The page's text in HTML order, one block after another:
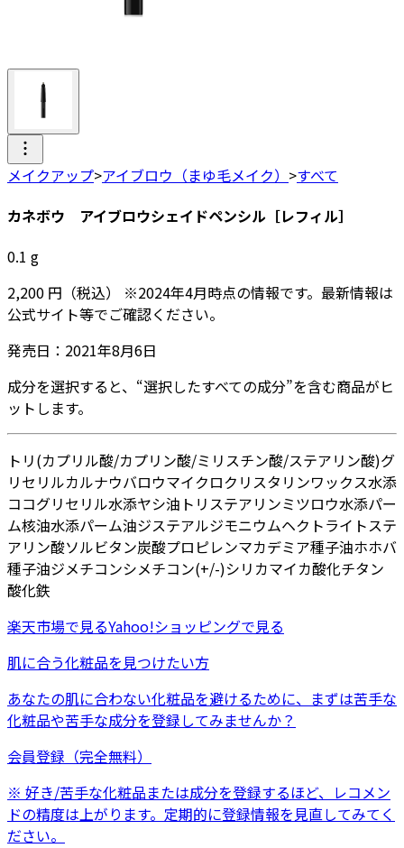
メイクアップ>アイブロウ（まゆ毛メイク） >すべて
カネボウ アイブロウシェイドペンシル［レフィル］
0.1 g
2,200 円 （税込） ※2024年4月時点の情報です。最新情報は
公式サイト等でご確認ください。
発売日： 2021年8月6日
成分を選択すると、“選択したすべての成分”を含む商品がヒ
ットします。
トリ(カプリル酸/カプリン酸/ミリスチン酸/ステアリン酸)グ
リセリルカルナウバロウマイクロクリスタリンワックス水添
ココグリセリル水添ヤシ油 トリステアリンミツロウ水添パー
ム核油水添パーム油ジステアルジモニウムヘクトライトステ
アリン酸ソルビタン炭酸プロピレンマカデミア種子油ホホバ
種子油ジメチコンシメチコン(+/-)シリカマイカ酸化チタン
酸化鉄
楽天市場で見るYahoo!ショッピングで見る
肌に合う化粧品を見つけたい方
あなたの肌に合わない化粧品を避けるために、まずは苦手な
化粧品や苦手な成分を登録してみませんか？
会員登録（完全無料）
※ 好き/苦手な化粧品または成分を登録するほど、レコメン
ドの精度は上がります。定期的に登録情報を見直してみてく
ださい。